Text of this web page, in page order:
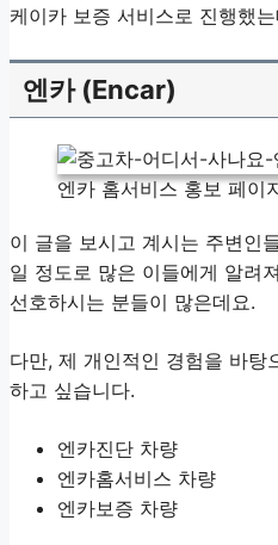
케이카 보증 서비스로 진행했
엔카 (Encar)
엔카 홈서비스 홍보 페이
이 글을 보시고 계시는 주변인
일 정도로 많은 이들에게 알려
선호하시는 분들이 많은데요.
다만, 제 개인적인 경험을 바탕
하고 싶습니다.
엔카진단 차량
엔카홈서비스 차량
엔카보증 차량